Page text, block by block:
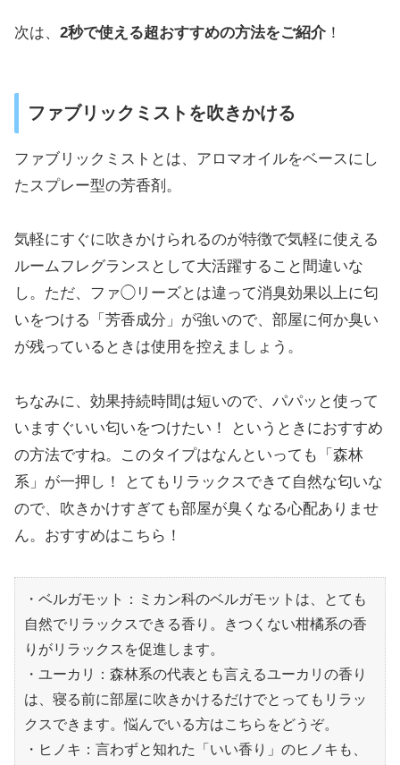
次は、 2秒で使える超おすすめの方法をご紹介！
ファブリックミストを吹きかける
ファブリックミストとは、アロマオイルをベースにし
たスプレー型の芳香剤。
気軽にすぐに吹きかけられるのが特徴で気軽に使える
ルームフレグランスとして大活躍すること間違いな
し。ただ、ファ◯リーズとは違って消臭効果以上に匂
いをつける「芳香成分」が強いので、部屋に何か臭い
が残っているときは使用を控えましょう。
ちなみに、効果持続時間は短いので、パパッと使って
いますぐいい匂いをつけたい！ というときにおすすめ
の方法ですね。このタイプはなんといっても「森林
系」が一押し！ とてもリラックスできて自然な匂いな
ので、吹きかけすぎても部屋が臭くなる心配ありませ
ん。おすすめはこちら！
・ベルガモット：ミカン科のベルガモットは、とても
自然でリラックスできる香り。きつくない柑橘系の香
りがリラックスを促進します。
・ユーカリ：森林系の代表とも言えるユーカリの香り
は、寝る前に部屋に吹きかけるだけでとってもリラッ
クスできます。悩んでいる方はこちらをどうぞ。
・ヒノキ：言わずと知れた「いい香り」のヒノキも、